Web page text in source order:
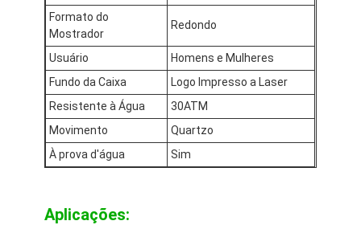
Formato do
Mostrador
Redondo
Usuário
Homens e Mulheres
Fundo da Caixa
Logo Impresso a Laser
Resistente à Água
30ATM
Movimento
Quartzo
À prova d'água
Sim
Aplicações: